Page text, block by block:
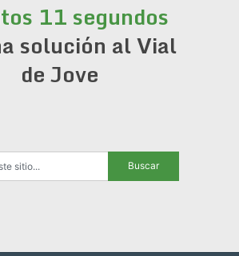
12 segundos
solución al Vial
de Jove